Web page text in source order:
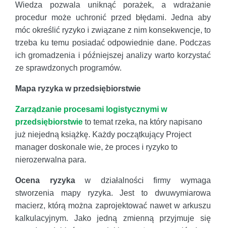
Wiedza pozwala uniknąć porażek, a wdrażanie
procedur może uchronić przed błędami. Jedna aby
móc określić ryzyko i związane z nim konsekwencje, to
trzeba ku temu posiadać odpowiednie dane. Podczas
ich gromadzenia i późniejszej analizy warto korzystać
ze sprawdzonych programów.
Mapa ryzyka w przedsiębiorstwie
Zarządzanie procesami logistycznymi w
przedsiębiorstwie to temat rzeka, na który napisano
już niejedną książkę. Każdy początkujący Project
manager doskonale wie, że proces i ryzyko to
nierozerwalna para.
Ocena ryzykaw działalności firmy wymaga
stworzenia mapy ryzyka. Jest to dwuwymiarowa
macierz, którą można zaprojektować nawet w arkuszu
kalkulacyjnym. Jako jedną zmienną przyjmuje się